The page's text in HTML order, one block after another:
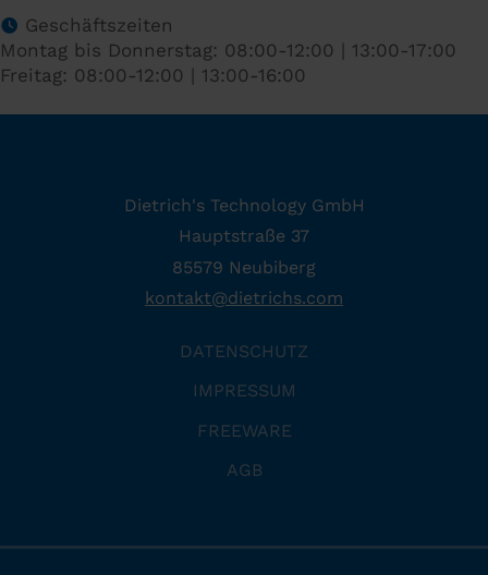
Geschäftszeiten
Montag bis Donnerstag: 08:00-12:00 | 13:00-17:00
Freitag: 08:00-12:00 | 13:00-16:00
Dietrich's Technology GmbH
Hauptstraße 37
85579 Neubiberg
kontakt@dietrichs.com
DATENSCHUTZ
IMPRESSUM
FREEWARE
AGB